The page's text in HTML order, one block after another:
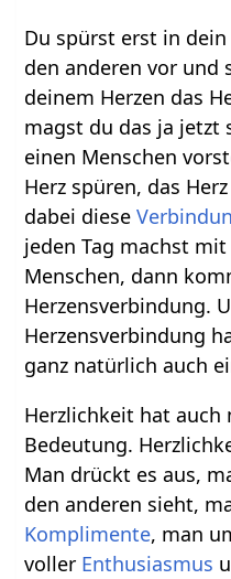
Du spürst erst in dein
den anderen vor und
deinem Herzen das
magst du das ja jetzt
einen Menschen
Herz spüren, das
dabei diese
jeden Tag machst
Menschen, dann
Herzensverbindung.
Herzensverbindung
ganz natürlich auch
Herzlichkeit hat auch
Bedeutung.
Man drückt es aus,
den anderen sieht,
Komplimente, man
voller Enthusiasmus